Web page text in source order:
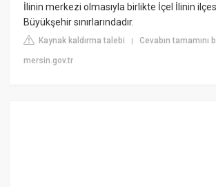
İlinin merkezi olmasıyla birlikte İçel İlinin
Büyükşehir sınırlarındadır.
Kaynak kaldırma talebi |Cevabın tamamını
mersin.gov.tr